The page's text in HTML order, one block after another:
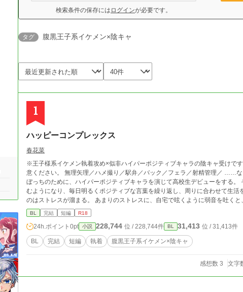
検索条件の保存には ログインが必要です。
タグ 腹黒王子系イケメン×陰キャ
1
ハッピーコンプレックス
春花菜
※王子様系イケメン執着攻め×似非ハイパーポジティブキャラの陰キャ受けで
意ください。 無理矢理／ハメ撮り／駅弁／バック／フェラ／射精管理／ ……など。 【あらすじ】 陰キャの主人公（受）英真は、脱
ぼっちのために、ハイパーポジティブキャラを演じて高校生デビューをする
むようになり、毎日明るくポジティブな言葉を繰り返し、周りに合わせて生
のはストレスが溜まる。 あまりのストレスに、自宅で呟くように弱音を吐く
ム実況者Ｐ様として持ち上げられていた。 Ｐ様でいる時は、違う自分になれ
BL 完結 短編 R18
24h.ポイント 0pt 小説 228,744 位 / 228,744件 BL 31,413 位 / 31,413件
BL 完結 短編 執着 腹黒王子系イケメン×陰キャ
感想数 3 文字